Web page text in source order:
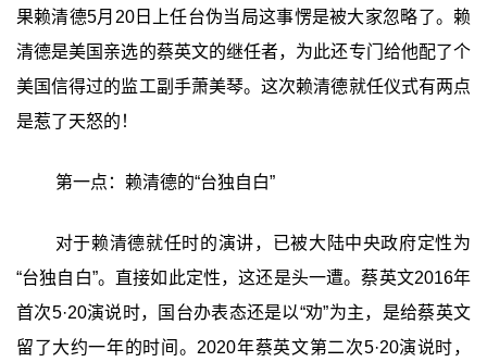
果赖清德5月20日上任台伪当局这事愣是被大家忽略了。赖
清德是美国亲选的蔡英文的继任者，为此还专门给他配了个
美国信得过的监工副手萧美琴。这次赖清德就任仪式有两点
是惹了天怒的！
第一点：赖清德的“台独自白”
对于赖清德就任时的演讲，已被大陆中央政府定性为
“台独自白”。直接如此定性，这还是头一遭。蔡英文2016年
首次5·20演说时，国台办表态还是以“劝”为主，是给蔡英文
留了大约一年的时间。2020年蔡英文第二次5·20演说时，